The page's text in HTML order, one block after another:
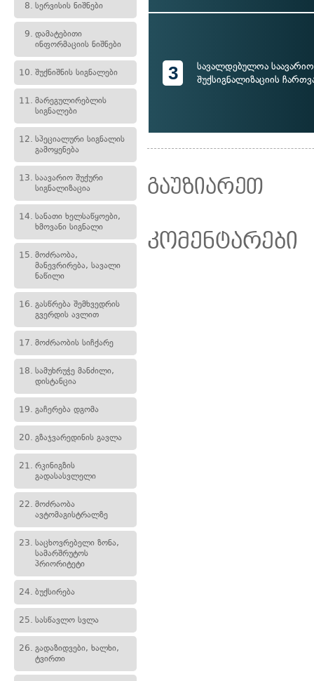
8. სერვისის ნიშნები
9. დამატებითი
ინფორმაციის ნიშნები
10. შუქნიშნის სიგნალები
11. მარეგულირებლის
სიგნალები
12. სპეციალური სიგნალის
გამოყენება
13. საავარიო შუქური
სიგნალიზაცია
14. სანათი ხელსაწყოები,
ხმოვანი სიგნალი
15. მოძრაობა,
მანევრირება, სავალი
ნაწილი
16. გასწრება შემხვედრის
გვერდის ავლით
17. მოძრაობის სიჩქარე
18. სამუხრუჭე მანძილი,
დისტანცია
19. გაჩერება დგომა
20. გზაჯვარედინის გავლა
21. რკინიგზის
გადასასვლელი
22. მოძრაობა
ავტომაგისტრალზე
23. საცხოვრებელი ზონა,
სამარშრუტოს
პრიორიტეტი
24. ბუქსირება
25. სასწავლო სვლა
26. გადაზიდვები, ხალხი,
ტვირთი
3
სავალდებულოა საავარიო
შუქსიგნალიზაციის
გაუზიარეთ
კომენტარები